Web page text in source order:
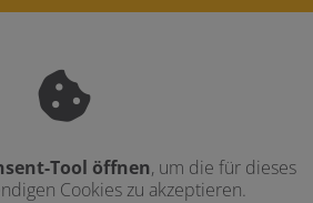
Tool öffnen, um die für dieses
Cookies zu akzeptieren.